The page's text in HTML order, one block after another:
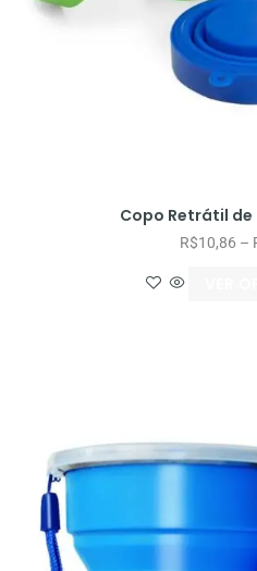
Copo Retrátil de
R$10,86 –